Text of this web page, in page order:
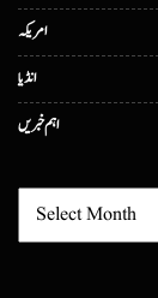
امریکہ
انڈیا
اہم خبریں